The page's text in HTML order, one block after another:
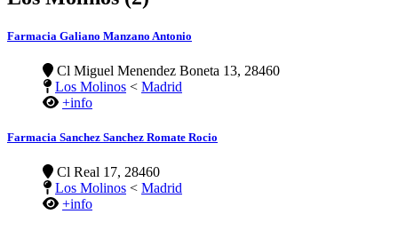
Farmacia Galiano Manzano Antonio
Cl Miguel Menendez Boneta 13, 28460
Los Molinos < Madrid
+info
Farmacia Sanchez Sanchez Romate Rocio
Cl Real 17, 28460
Los Molinos < Madrid
+info